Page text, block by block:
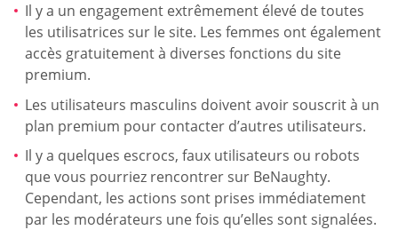
Il y a un engagement extrêmement élevé de toutes
les utilisatrices sur le site. Les femmes ont également
accès gratuitement à diverses fonctions du site
premium.
Les utilisateurs masculins doivent avoir souscrit à un
plan premium pour contacter d’autres utilisateurs.
Il y a quelques escrocs, faux utilisateurs ou robots
que vous pourriez rencontrer sur BeNaughty.
Cependant, les actions sont prises immédiatement
par les modérateurs une fois qu’elles sont signalées.